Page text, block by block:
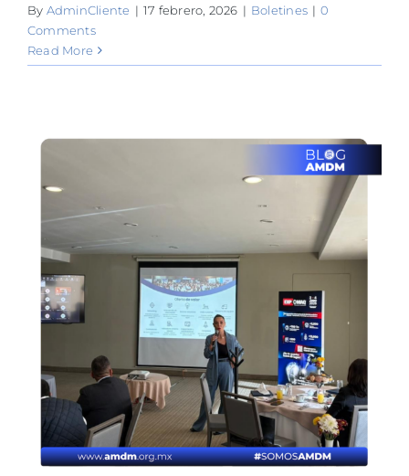
By AdminCliente | 17 febrero, 2026 | Boletines | 0
Comments
Read More